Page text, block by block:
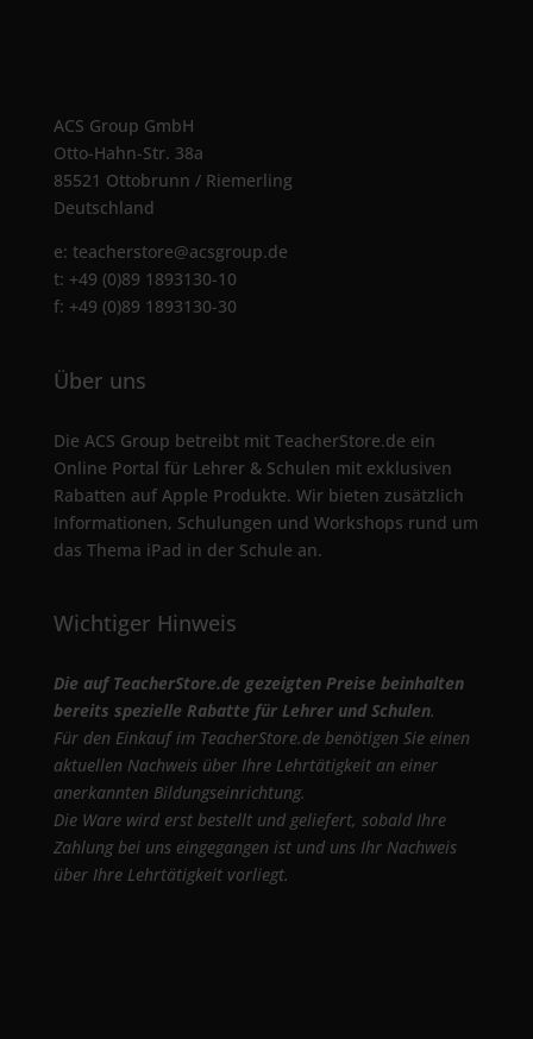
ACS Group GmbH
Otto-Hahn-Str. 38a
85521 Ottobrunn / Riemerling
Deutschland
e: teacherstore@acsgroup.de
t: +49 (0)89 1893130-10
f: +49 (0)89 1893130-30
Über uns
Die ACS Group betreibt mit TeacherStore.de ein
Online Portal für Lehrer & Schulen mit exklusiven
Rabatten auf Apple Produkte. Wir bieten zusätzlich
Informationen, Schulungen und Workshops rund um
das Thema iPad in der Schule an.
Wichtiger Hinweis
Die auf TeacherStore.de gezeigten Preise beinhalten
bereits spezielle Rabatte für Lehrer und Schulen.
Für den Einkauf im TeacherStore.de benötigen Sie einen
aktuellen Nachweis über Ihre Lehrtätigkeit an einer
anerkannten Bildungseinrichtung.
Die Ware wird erst bestellt und geliefert, sobald Ihre
Zahlung bei uns eingegangen ist und uns Ihr Nachweis
über Ihre Lehrtätigkeit vorliegt.